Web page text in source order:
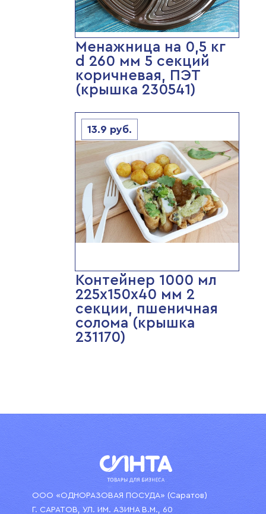
Менажница на 0,5 кг
d 260 мм 5 секций
коричневая, ПЭТ
(крышка 230541)
13.9 руб.
Контейнер 1000 мл
225х150х40 мм 2
секции, пшеничная
солома (крышка
231170)
ООО «ОДНОРАЗОВАЯ ПОСУДА» (Саратов)
Г. САРАТОВ, УЛ. ИМ. АЗИНА В.М., 60